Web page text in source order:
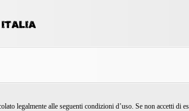
legalmente alle seguenti condizioni d’uso. Se non accetti di